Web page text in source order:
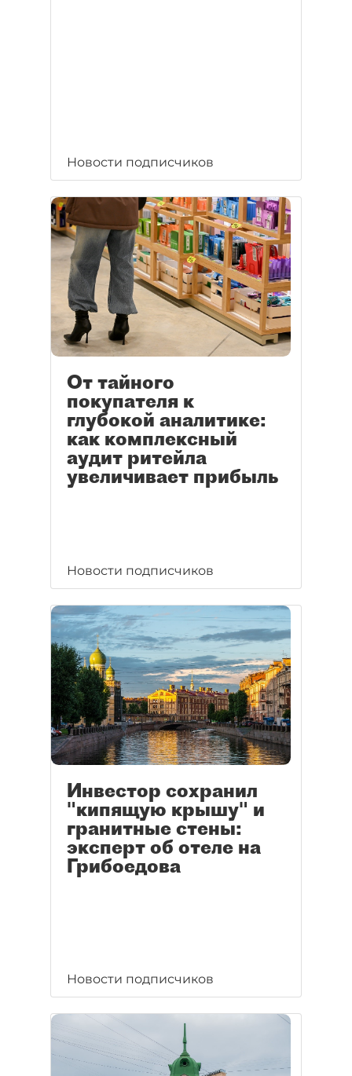
Новости подписчиков
От тайного
покупателя к
глубокой аналитике:
как комплексный
аудит ритейла
увеличивает прибыль
Новости подписчиков
Инвестор сохранил
"кипящую крышу" и
гранитные стены:
эксперт об отеле на
Грибоедова
Новости подписчиков